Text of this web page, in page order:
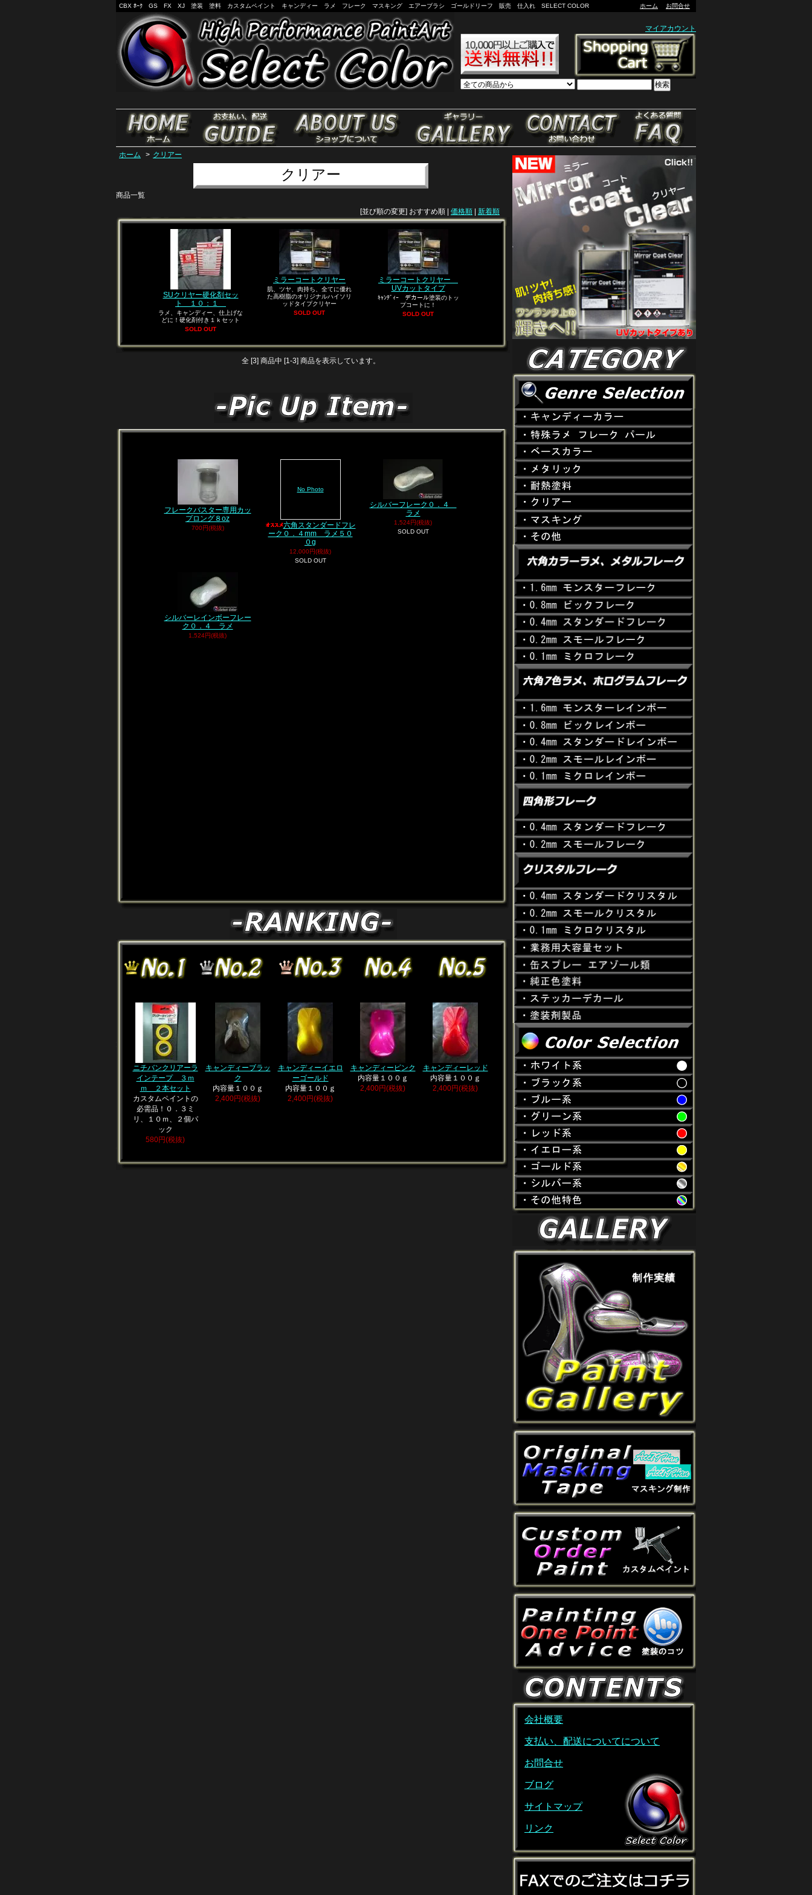
CBX ﾎｰｸ GS FX XJ 塗装 塗料 カスタムペイント キャンディー ラメ フレーク マスキング エアーブラシ ゴールドリーフ 販売 仕入れ SELECT COLOR ホーム お問合せ
マイアカウント
検索
会社概要
支払い、配送についてについて
お問合せ
ブログ
サイトマップ
リンク
ホーム > クリアー
クリアー
商品一覧
[並び順の変更] おすすめ順 価格順 新着順
SUクリヤー硬化剤セッ
ト １０：１
ラメ、キャンディー、仕上げな
どに！硬化剤付き１ｋセット
SOLD OUT
ミラーコートクリヤー
肌、ツヤ、肉持ち、全てに優れ
た高樹脂のオリジナルハイソリ
ッドタイプクリヤー
SOLD OUT
ミラーコートクリヤー
UVカットタイプ
ｷｬﾝﾃﾞｨｰ デカール塗装のトッ
プコートに！
SOLD OUT
全 [3] 商品中 [1-3] 商品を表示しています。
フレークバスター専用カッ
プロング８oz
700円(税抜)
No Photo
六角スタンダードフレ
ーク０．４mm ラメ５０
０g
12,000円(税抜)
SOLD OUT
シルバーフレーク０．４
ラメ
1,524円(税抜)
SOLD OUT
シルバーレインボーフレー
ク０．４ ラメ
1,524円(税抜)
ニチバンクリアーラ
インテープ ３ｍ
ｍ ２本セット
カスタムペイントの
必需品！０．３ミ
リ、１０ｍ、２個パ
ック
580円(税抜)
キャンディーブラッ
ク
内容量１００ｇ
2,400円(税抜)
キャンディーイエロ
ーゴールド
内容量１００ｇ
2,400円(税抜)
キャンディーピンク
内容量１００ｇ
2,400円(税抜)
キャンディーレッド
内容量１００ｇ
2,400円(税抜)